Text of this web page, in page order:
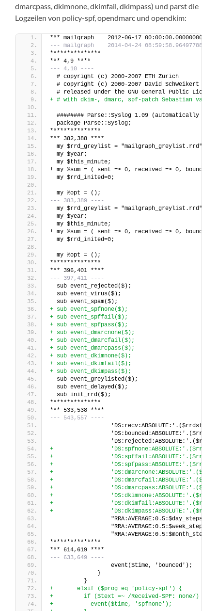
dmarcpass, dkimnone, dkimfail, dkimpass) und parst die
Logzeilen von policy-spf, opendmarc und opendkim:
*** mailgraph    2012-06-17 00:00:00.000000000
--- mailgraph    2014-04-24 08:59:58.964977886
***************
*** 4,9 ****
--- 4,10 ----
  # copyright (c) 2000-2007 ETH Zurich
# copyright (c) 2000-2007 David Schweikert
  # released under the GNU General Public License
+ # with dkim-, dmarc, spf-patch Sebastian van
######## Parse::Syslog 1.09 (automatically
  package Parse::Syslog;
***************
*** 382,388 ****
  my $rrd_greylist = "mailgraph_greylist.rrd";
  my $year;
  my $this_minute;
! my %sum = ( sent => 0, received => 0,
  my $rrd_inited=0;
  my %opt = ();
--- 383,389 ----
  my $rrd_greylist = "mailgraph_greylist.rrd";
  my $year;
  my $this_minute;
! my %sum = ( sent => 0, received => 0,
  my $rrd_inited=0;
  my %opt = ();
***************
*** 396,401 ****
--- 397,411 ----
  sub event_rejected($);
  sub event_virus($);
  sub event_spam($);
+ sub event_spfnone($);
+ sub event_spffail($);
+ sub event_spfpass($);
+ sub event_dmarcnone($);
+ sub event_dmarcfail($);
+ sub event_dmarcpass($);
+ sub event_dkimnone($);
+ sub event_dkimfail($);
+ sub event_dkimpass($);
  sub event_greylisted($);
  sub event_delayed($);
  sub init_rrd($);
***************
*** 533,538 ****
--- 543,557 ----
+
+
+
+
+
+
+
+
+
***************
*** 614,619 ****
--- 633,649 ----
                  event($time, 'bounced');
              }
          }
+       elsif ($prog eq 'policy-spf') {
+         if ($text =~ /Received-SPF: none/) {
+           event($time, 'spfnone');